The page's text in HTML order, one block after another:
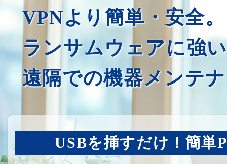
VPNより簡単・安全。
ランサムウェアに強
遠隔での機器メンテ
USBを挿すだけ！簡単